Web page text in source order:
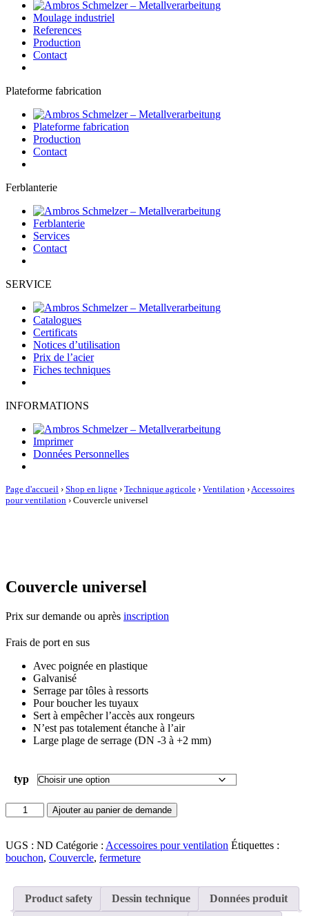
Moulage industriel
References
Production
Contact
Plateforme fabrication
Plateforme fabrication
Production
Contact
Ferblanterie
Ferblanterie
Services
Contact
SERVICE
Catalogues
Certificats
Notices d’utilisation
Prix de l’acier
Fiches techniques
INFORMATIONS
Imprimer
Données Personnelles
Page d'accueil › Shop en ligne › Technique agricole › Ventilation ›Accessoires
pour ventilation › Couvercle universel
Couvercle universel
Prix sur demande ou après inscription
Frais de port en sus
Avec poignée en plastique
Galvanisé
Serrage par tôles à ressorts
Pour boucher les tuyaux
Sert à empêcher l’accès aux rongeurs
N’est pas totalement étanche à l’air
Large plage de serrage (DN -3 à +2 mm)
typ
quantité
de
universel
Ajouter au panier de demande
UGS : ND Catégorie : Accessoires pour ventilation Étiquettes :
bouchon, Couvercle, fermeture
Product safety Dessin technique Données produit